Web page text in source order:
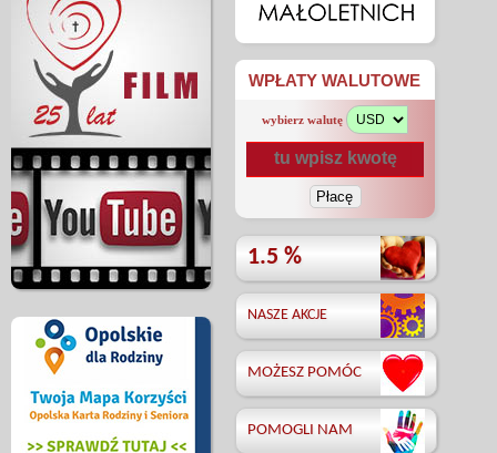
WPŁATY WALUTOWE
wybierz walutę
1.5 %
NASZE AKCJE
MOŻESZ POMÓC
POMOGLI NAM